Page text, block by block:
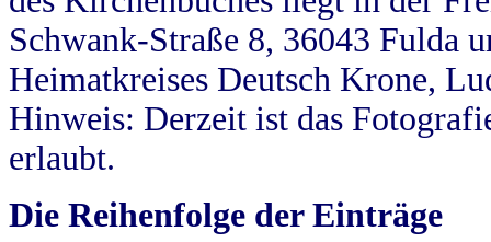
Schwank-Straße 8, 36043 Fulda
Heimatkreises Deutsch Krone,
Hinweis: Derzeit ist das
erlaubt.
Die Reihenfolge der Einträge